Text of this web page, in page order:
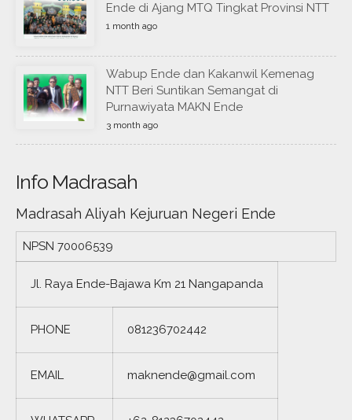
Ende di Ajang MTQ Tingkat Provinsi NTT
1 month ago
Wabup Ende dan Kakanwil Kemenag
NTT Beri Suntikan Semangat di
Purnawiyata MAKN Ende
3 month ago
Info Madrasah
Madrasah Aliyah Kejuruan Negeri Ende
NPSN 70006539
Jl. Raya Ende-Bajawa Km 21 Nangapanda
PHONE 081236702442
EMAIL maknende@gmail.com